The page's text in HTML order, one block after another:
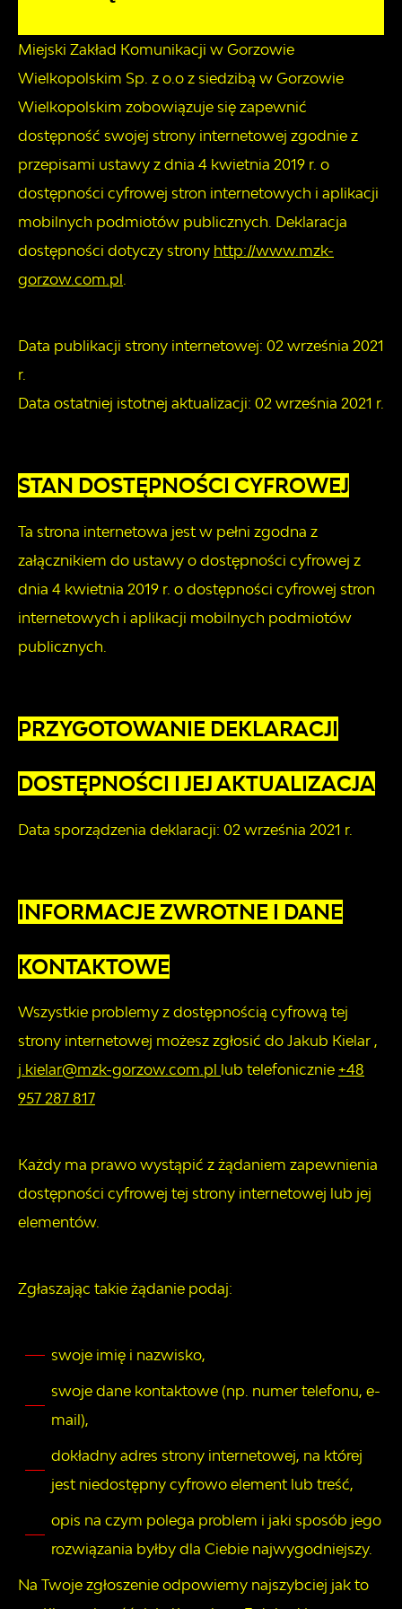
Miejski Zakład Komunikacji w Gorzowie
Wielkopolskim Sp. z o.o z siedzibą w Gorzowie
Wielkopolskim zobowiązuje się zapewnić
dostępność swojej strony internetowej zgodnie z
przepisami ustawy z dnia 4 kwietnia 2019 r. o
dostępności cyfrowej stron internetowych i aplikacji
mobilnych podmiotów publicznych. Deklaracja
dostępności dotyczy strony http://www.mzk-
gorzow.com.pl.
Data publikacji strony internetowej: 02 września 2021
r.
Data ostatniej istotnej aktualizacji: 02 września 2021 r.
STAN DOSTĘPNOŚCI CYFROWEJ
Ta strona internetowa jest w pełni zgodna z
załącznikiem do ustawy o dostępności cyfrowej z
dnia 4 kwietnia 2019 r. o dostępności cyfrowej stron
internetowych i aplikacji mobilnych podmiotów
publicznych.
PRZYGOTOWANIE DEKLARACJI
DOSTĘPNOŚCI I JEJ AKTUALIZACJA
Data sporządzenia deklaracji: 02 września 2021 r.
INFORMACJE ZWROTNE I DANE
KONTAKTOWE
Wszystkie problemy z dostępnością cyfrową tej
strony internetowej możesz zgłosić do Jakub Kielar ,
j.kielar@mzk-gorzow.com.pl lub telefonicznie +48
957 287 817
Każdy ma prawo wystąpić z żądaniem zapewnienia
dostępności cyfrowej tej strony internetowej lub jej
elementów.
Zgłaszając takie żądanie podaj:
swoje imię i nazwisko,
swoje dane kontaktowe (np. numer telefonu, e-
mail),
dokładny adres strony internetowej, na której
jest niedostępny cyfrowo element lub treść,
opis na czym polega problem i jaki sposób jego
rozwiązania byłby dla Ciebie najwygodniejszy.
Na Twoje zgłoszenie odpowiemy najszybciej jak to